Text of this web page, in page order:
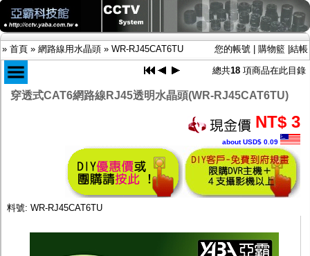
» 首頁 » 網路線用水晶頭 » WR-RJ45CAT6TU 您的帳號 購物籃 結帳
AHD DVR數位錄放影機
AHD半球型(適用屋內)
AHD中小型紅外線攝影機(適用騎樓、室內外)
AHD防護罩型攝影機(適用屋外，紅外線照射
距離遠）
總共18 項商品在此目錄
穿透式CAT6網路線RJ45透明水晶頭(WR-RJ45CAT6TU)
NT$ 3
about USD$ 0.09
料號: WR-RJ45CAT6TU